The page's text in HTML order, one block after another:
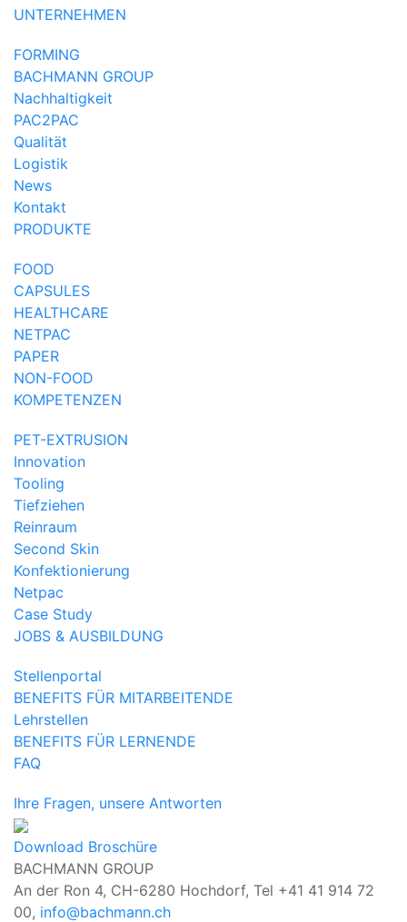
UNTERNEHMEN
FORMING
BACHMANN GROUP
Nachhaltigkeit
PAC2PAC
Qualität
Logistik
News
Kontakt
PRODUKTE
FOOD
CAPSULES
HEALTHCARE
NETPAC
PAPER
NON-FOOD
KOMPETENZEN
PET-EXTRUSION
Innovation
Tooling
Tiefziehen
Reinraum
Second Skin
Konfektionierung
Netpac
Case Study
JOBS & AUSBILDUNG
Stellenportal
BENEFITS FÜR MITARBEITENDE
Lehrstellen
BENEFITS FÜR LERNENDE
FAQ
Ihre Fragen, unsere Antworten
Download Broschüre
BACHMANN GROUP
An der Ron 4, CH-6280 Hochdorf, Tel +41 41 914 72
00, info@bachmann.ch